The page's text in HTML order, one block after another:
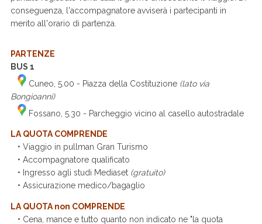
conseguenza, l'accompagnatore avviserà i partecipanti in
merito all'orario di partenza.
PARTENZE
BUS 1
Cuneo, 5.00 - Piazza della Costituzione (lato via
Bongioanni)
Fossano, 5.30 - Parcheggio vicino al casello autostradale
LA QUOTA COMPRENDE
• Viaggio in pullman Gran Turismo
• Accompagnatore qualificato
• Ingresso agli studi Mediaset (gratuito)
• Assicurazione medico/bagaglio
LA QUOTA non COMPRENDE
• Cena, mance e tutto quanto non indicato ne "la quota